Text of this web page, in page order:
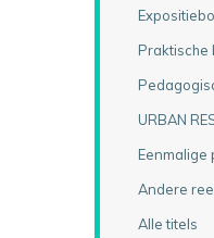
Praktische
URBAN
Eenmalige
Andere
Alle titels